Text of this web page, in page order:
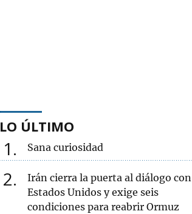
LO ÚLTIMO
1 Sana curiosidad
2
Irán cierra la puerta al diálogo con
Estados Unidos y exige seis
condiciones para reabrir Ormuz